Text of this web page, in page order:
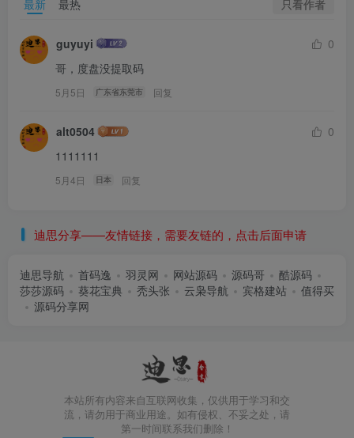
最新 最热 只看作者
guyuyi
0
哥，度盘没提取码
5月5日 广东省东莞市 回复
alt0504
0
1111111
5月4日 日本 回复
迪思分享——友情链接，需要友链的，点击后面申请
迪思导航 首码逸 羽灵网 网站源码 源码哥
酷源码
莎莎源码
葵花宝典 秃头张 云枭导航 宾格建站
值得买
源码分享网
本站所有内容来自互联网收集，仅供用于学习和交
流，请勿用于商业用途。如有侵权、不妥之处，请
第一时间联系我们删除！